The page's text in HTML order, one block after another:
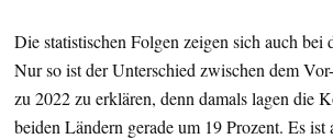
Die statistischen Folgen zeigen sich auch bei
Nur so ist der Unterschied zwischen dem
zu 2022 zu erklären, denn damals lagen die
beiden Ländern gerade um 19 Prozent. Es ist